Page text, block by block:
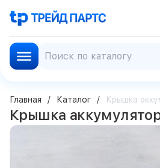
Главная Каталог Крышка
Крышка